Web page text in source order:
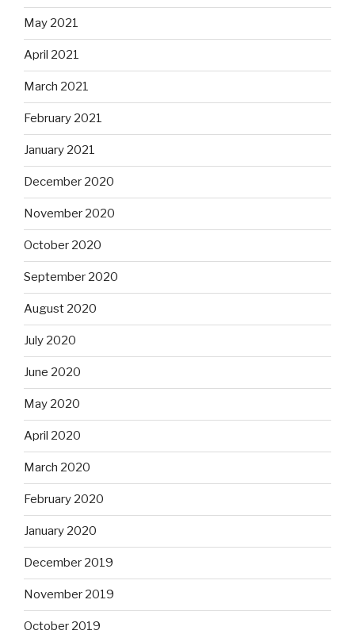
May 2021
April 2021
March 2021
February 2021
January 2021
December 2020
November 2020
October 2020
September 2020
August 2020
July 2020
June 2020
May 2020
April 2020
March 2020
February 2020
January 2020
December 2019
November 2019
October 2019